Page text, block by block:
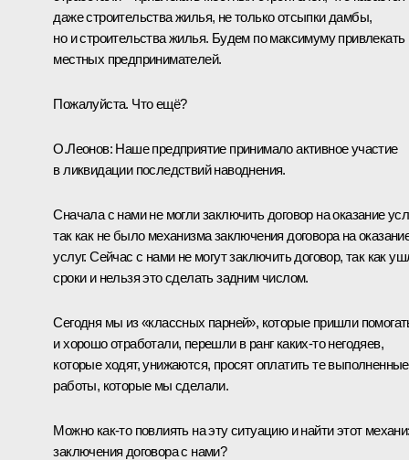
даже строительства жилья, не только отсыпки дамбы,
но и строительства жилья. Будем по максимуму привлекать
местных предпринимателей.
Пожалуйста. Что ещё?
О.Леонов: Наше предприятие принимало активное участие
в ликвидации последствий наводнения.
Сначала с нами не могли заключить договор на оказание
так как не было механизма заключения договора на
услуг. Сейчас с нами не могут заключить договор, так как
сроки и нельзя это сделать задним числом.
Сегодня мы из «классных парней», которые пришли
и хорошо отработали, перешли в ранг каких-то негодяев,
которые ходят, унижаются, просят оплатить те выполненные
работы, которые мы сделали.
Можно как-то повлиять на эту ситуацию и найти этот
заключения договора с нами?